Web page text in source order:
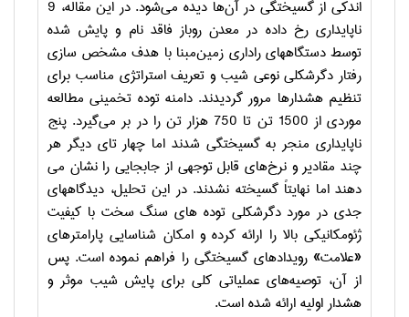
اندکی از گسیختگی در آن‌ها دیده می‌شود. در این مقاله، 9
ناپایداری رخ داده در معدن روباز فاقد نام و پایش شده
توسط دستگاههای راداری زمین‌مبنا با هدف مشخص سازی
رفتار دگرشکلی نوعی شیب و تعریف استراتژی مناسب برای
تنظیم هشدارها مرور گردیدند. دامنه توده تخمینی مطالعه
موردی از 1500 تن تا 750 هزار تن را در بر می‌گیرد. پنج
ناپایداری منجر به گسیختگی شدند اما چهار تای دیگر هر
چند مقادیر و نرخ‌های قابل توجهی از جابجایی را نشان می
دهند اما نهایتاً گسیخته نشدند. در این تحلیل، دیدگاههای
جدی در مورد دگرشکلی توده های سنگ سخت با کیفیت
ژئومکانیکی بالا را ارائه کرده و امکان شناسایی پارامترهای
«علامت» رویدادهای گسیختگی را فراهم نموده است. پس
از آن، توصیه‌های عملیاتی کلی برای پایش شیب موثر و
هشدار اولیه ارائه شده است.